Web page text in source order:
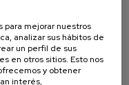
para mejorar nuestros
analizar sus hábitos de
un perfil de sus
en otros sitios. Esto nos
y obtener
interés,